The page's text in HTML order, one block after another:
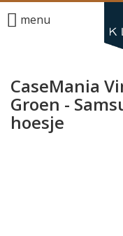
menu
CaseMania
Groen -
hoesje